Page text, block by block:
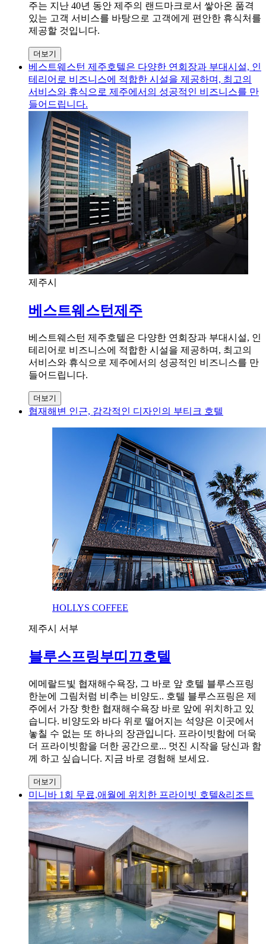
주는 지난 40년 동안 제주의 랜드마크로서 쌓아온 품격
있는 고객 서비스를 바탕으로 고객에게 편안한 휴식처를
제공할 것입니다.
더보기
베스트웨스턴 제주호텔은 다양한 연회장과 부대시설, 인
테리어로 비즈니스에 적합한 시설을 제공하며, 최고의
서비스와 휴식으로 제주에서의 성공적인 비즈니스를 만
들어드립니다.
제주시
베스트웨스턴제주
베스트웨스턴 제주호텔은 다양한 연회장과 부대시설, 인
테리어로 비즈니스에 적합한 시설을 제공하며, 최고의
서비스와 휴식으로 제주에서의 성공적인 비즈니스를 만
들어드립니다.
더보기
협재해변 인근, 감각적인 디자인의 부티크 호텔
HOLLYS COFFEE
제주시 서부
블루스프링부띠끄호텔
에메랄드빛 협재해수욕장, 그 바로 앞 호텔 블루스프링
한눈에 그림처럼 비추는 비양도.. 호텔 블루스프링은 제
주에서 가장 핫한 협재해수욕장 바로 앞에 위치하고 있
습니다. 비양도와 바다 위로 떨어지는 석양은 이곳에서
놓칠 수 없는 또 하나의 장관입니다. 프라이빗함에 더욱
더 프라이빗함을 더한 공간으로... 멋진 시작을 당신과 함
께 하고 싶습니다. 지금 바로 경험해 보세요.
더보기
미니바 1회 무료,애월에 위치한 프라이빗 호텔&리조트